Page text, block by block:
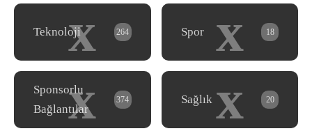
x
Teknoloji 264 x
Spor 18
x
Sponsorlu
Bağlantılar
374 x
Sağlık 20